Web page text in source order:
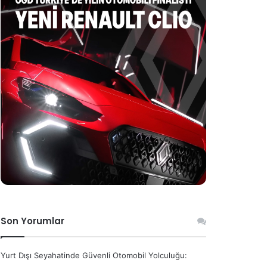
Son Yorumlar
Yurt Dışı Seyahatinde Güvenli Otomobil Yolculuğu: